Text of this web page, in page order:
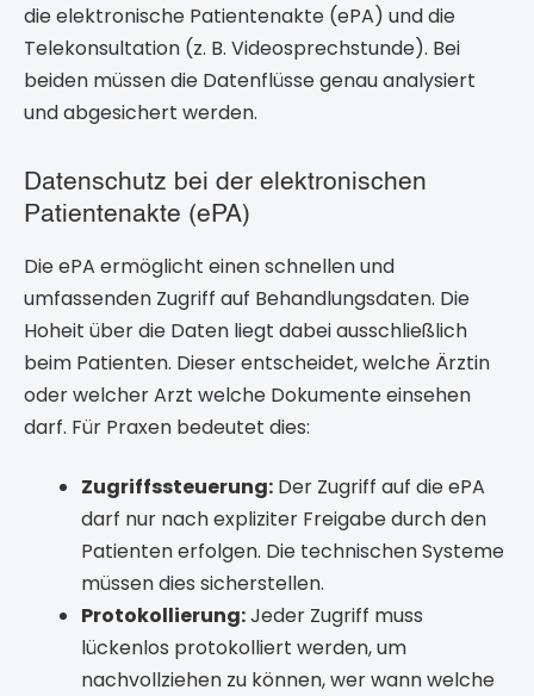
die elektronische Patientenakte (ePA) und die
Telekonsultation (z. B. Videosprechstunde). Bei
beiden müssen die Datenflüsse genau analysiert
und abgesichert werden.
Datenschutz bei der elektronischen
Patientenakte (ePA)
Die ePA ermöglicht einen schnellen und
umfassenden Zugriff auf Behandlungsdaten. Die
Hoheit über die Daten liegt dabei ausschließlich
beim Patienten. Dieser entscheidet, welche Ärztin
oder welcher Arzt welche Dokumente einsehen
darf. Für Praxen bedeutet dies:
Zugriffssteuerung: Der Zugriff auf die ePA
darf nur nach expliziter Freigabe durch den
Patienten erfolgen. Die technischen Systeme
müssen dies sicherstellen.
Protokollierung:Jeder Zugriff muss
lückenlos protokolliert werden, um
nachvollziehen zu können, wer wann welche